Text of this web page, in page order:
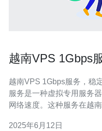
越南VPS 1Gbps
越南VPS 1Gbps服务，稳定高速的选
服务是一种虚拟专用服务
网络速度。这种服务在越
比，1Gbps的网络速度意
2025年6月12日